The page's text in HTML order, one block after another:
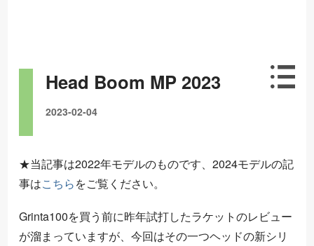
Head Boom MP 2023
2023-02-04
★当記事は2022年モデルのものです、2024モデルの記
事はこちらをご覧ください。
Grinta100を買う前に昨年試打したラケットのレビュー
が溜まっていますが、今回はその一つヘッドの新シリ